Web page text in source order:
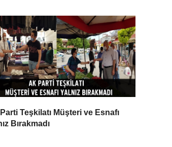
Teşkilatı Müşteri ve Esnafı
Bırakmadı